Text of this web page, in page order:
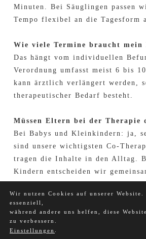
Minuten. Bei Säuglingen passen
Tempo flexibel an die Tages­form
Wie viele Termine braucht mein
Das hängt vom individuellen
Verordnung umfasst meist 6 bis
kann ärztlich verlängert werden,
therapeutischer Bedarf besteht.
Müssen Eltern bei der Therapie
Bei Babys und Klein­kindern: ja,
sind unsere wichtigsten Co-
tragen die Inhalte in den Alltag.
Kindern entscheiden wir
Wir nutzen Cookies auf unserer
essenziell,
während andere uns helfen, diese
zu verbessern.
Einstellungen